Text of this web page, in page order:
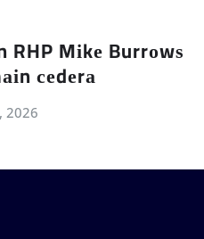
Mіkе Burrоwѕ
сеdеrа
2026